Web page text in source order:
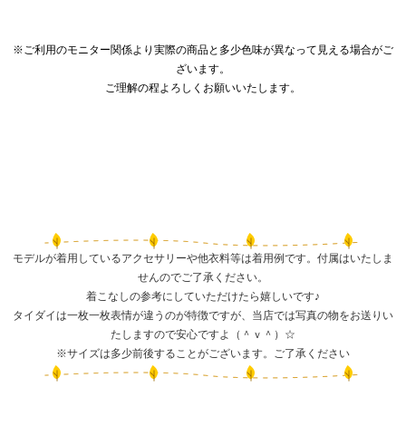
※ご利用のモニター関係より実際の商品と多少色味が異なって見える場合がご
ざいます。
ご理解の程よろしくお願いいたします。
モデルが着用しているアクセサリーや他衣料等は着用例です。付属はいたしま
せんのでご了承ください。
着こなしの参考にしていただけたら嬉しいです♪
タイダイは一枚一枚表情が違うのが特徴ですが、当店では写真の物をお送りい
たしますので安心ですよ（＾ｖ＾）☆
※サイズは多少前後することがございます。ご了承ください